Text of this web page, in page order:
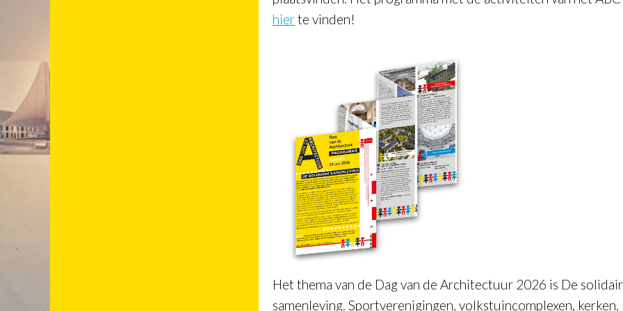
hierte vinden!
Het thema van de Dag van de Architectuur 2026 is De
samenleving. Sportverenigingen, volkstuincomplexen, kerken,